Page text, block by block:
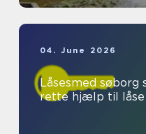
04. June 2026
Låsesmed søborg sådan vælger du den
rette hjælp til låse